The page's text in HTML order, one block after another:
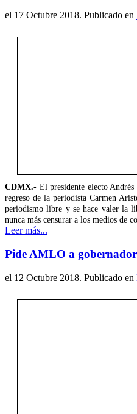
el 17 Octubre 2018. Publicado en
CDMX.- El presidente electo
regreso de la periodista Carmen
periodismo libre y se hace valer la
nunca más censurar a los medios de
Leer más...
Pide AMLO a
el 12 Octubre 2018. Publicado en